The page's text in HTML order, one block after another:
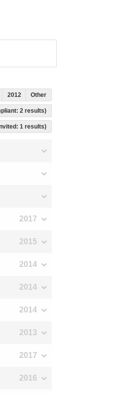
2012 Other
2 results)
1 results)
2017
2015
2014
2014
2014
2013
2017
2016